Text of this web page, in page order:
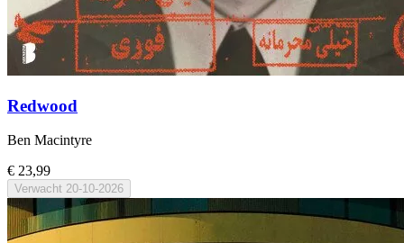
Redwood
Ben Macintyre
€ 23,99
Verwacht 20-10-2026